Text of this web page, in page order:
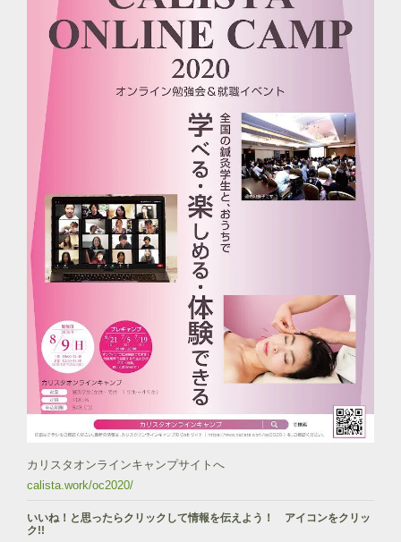
カリスタオンラインキャンプサイトへ
calista.work/oc2020/
いいね！と思ったらクリックして情報を伝えよう！ アイコンをクリッ
ク!!